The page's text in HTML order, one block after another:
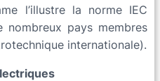
l’illustre la norme IEC
pays membres
internationale).